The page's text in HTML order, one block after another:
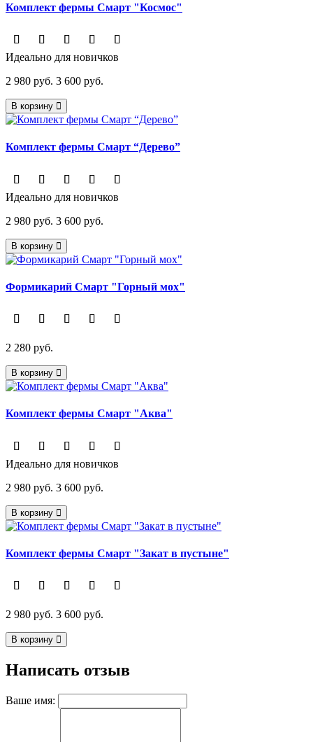
Комплект фермы Смарт "Космос"
Идеально для новичков
2 980 руб. 3 600 руб.
В корзину
Комплект фермы Смарт “Дерево”
Идеально для новичков
2 980 руб. 3 600 руб.
В корзину
Формикарий Смарт "Горный мох"
2 280 руб.
В корзину
Комплект фермы Смарт "Аква"
Идеально для новичков
2 980 руб. 3 600 руб.
В корзину
Комплект фермы Смарт "Закат в пустыне"
2 980 руб. 3 600 руб.
В корзину
Написать отзыв
Ваше имя: